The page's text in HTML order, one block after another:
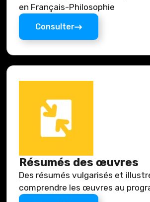
en Français-Philosophie
Consulter
Résumés des œuvres
Des résumés vulgarisés et
comprendre les œuvres au